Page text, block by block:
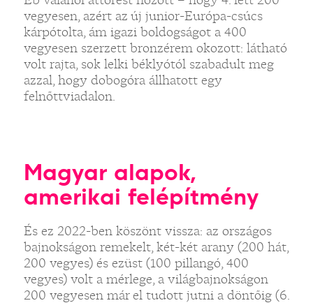
vegyesen, azért az új junior-Európa-csúcs
kárpótolta, ám igazi boldogságot a 400
vegyesen szerzett bronzérem okozott: látható
volt rajta, sok lelki béklyótól szabadult meg
azzal, hogy dobogóra állhatott egy
felnőttviadalon.
Magyar alapok,
amerikai felépítmény
És ez 2022-ben köszönt vissza: az országos
bajnokságon remekelt, két-két arany (200 hát,
200 vegyes) és ezüst (100 pillangó, 400
vegyes) volt a mérlege, a világbajnokságon
200 vegyesen már el tudott jutni a döntőig (6.